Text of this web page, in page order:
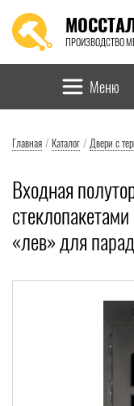
ПРОИЗВОДСТВО
Найти:
Меню
Главная / Каталог / Двери с
Входная
«лев» для